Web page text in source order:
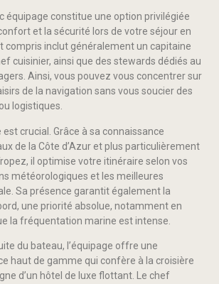
équipage constitue une option privilégiée
et la sécurité lors de votre séjour en
compris inclut généralement un capitaine
cuisinier, ainsi que des stewards dédiés au
Ainsi, vous pouvez vous concentrer sur
de la navigation sans vous soucier des
logistiques.
est crucial. Grâce à sa connaissance
de la Côte d’Azur et plus particulièrement
il optimise votre itinéraire selon vos
météorologiques et les meilleures
Sa présence garantit également la
une priorité absolue, notamment en
la fréquentation marine est intense.
du bateau, l’équipage offre une
haut de gamme qui confère à la croisière
d’un hôtel de luxe flottant. Le chef